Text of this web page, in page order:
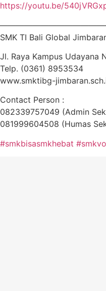
https://youtu.be/
SMK TI Bali Global
Jl. Raya Kampus Udayana
Telp. (0361) 8953534
www.smktibg-
Contact Person :
082339757049 (Admin
081999604508 (Humas
#smkbisasmkhebat